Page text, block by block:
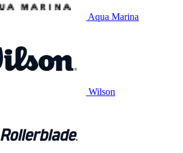
Aqua Marina
Wilson